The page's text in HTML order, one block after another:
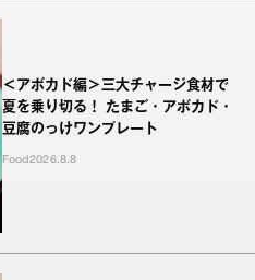
＜アボカド編＞三大チャージ食材で
夏を乗り切る！ たまご・アボカド・
豆腐のっけワンプレート
Food2026.8.8